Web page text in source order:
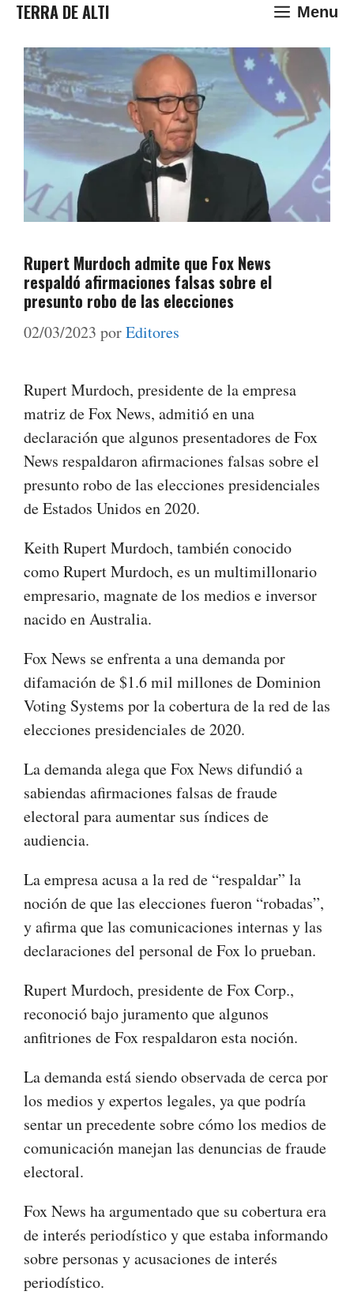
Saltar
contenido
TERRA DE ALTI Menu
Rupert Murdoch admite que Fox News
respaldó afirmaciones falsas sobre el
presunto robo de las elecciones
02/03/2023 porEditores
Rupert Murdoch, presidente de la empresa
matriz de Fox News, admitió en una
declaración que algunos presentadores de Fox
News respaldaron afirmaciones falsas sobre el
presunto robo de las elecciones presidenciales
de Estados Unidos en 2020.
Keith Rupert Murdoch, también conocido
como Rupert Murdoch, es un multimillonario
empresario, magnate de los medios e inversor
nacido en Australia.
Fox News se enfrenta a una demanda por
difamación de $1.6 mil millones de Dominion
Voting Systems por la cobertura de la red de las
elecciones presidenciales de 2020.
La demanda alega que Fox News difundió a
sabiendas afirmaciones falsas de fraude
electoral para aumentar sus índices de
audiencia.
La empresa acusa a la red de “respaldar” la
noción de que las elecciones fueron “robadas”,
y afirma que las comunicaciones internas y las
declaraciones del personal de Fox lo prueban.
Rupert Murdoch, presidente de Fox Corp.,
reconoció bajo juramento que algunos
anfitriones de Fox respaldaron esta noción.
La demanda está siendo observada de cerca por
los medios y expertos legales, ya que podría
sentar un precedente sobre cómo los medios de
comunicación manejan las denuncias de fraude
electoral.
Fox News ha argumentado que su cobertura era
de interés periodístico y que estaba informando
sobre personas y acusaciones de interés
periodístico.